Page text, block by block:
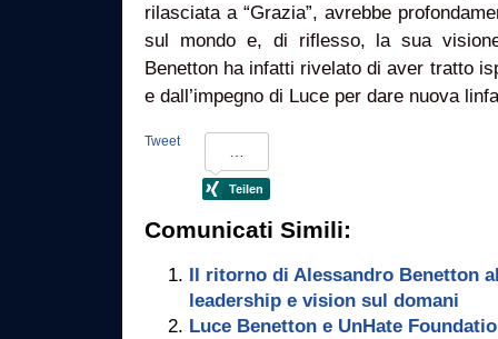
rilasciata a “Grazia”, avrebbe
sul mondo e, di riflesso, la sua
Benetton ha infatti rivelato di aver tratto
e dall’impegno di Luce per dare nuova
Tweet
Comunicati Simili:
Il ritorno di Alessandro Benetton
leadership e vision sul domani
Luce Benetton e UnHate